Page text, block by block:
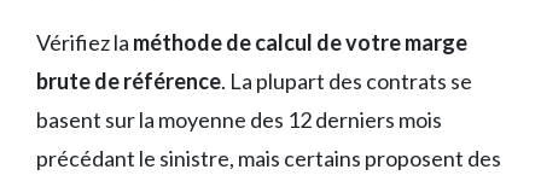
Vérifiez la méthode de calcul de votre marge
brute de référence. La plupart des contrats se
basent sur la moyenne des 12 derniers mois
précédant le sinistre, mais certains proposent des